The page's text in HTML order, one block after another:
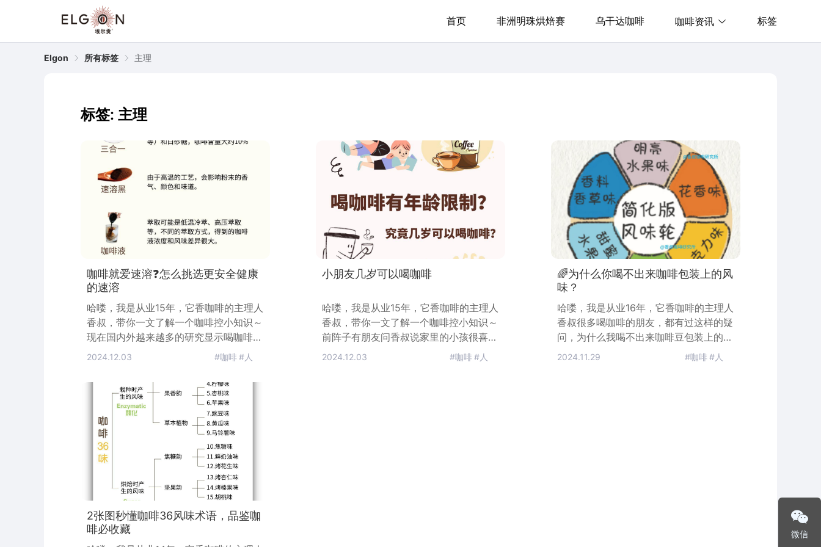
首页 非洲明珠烘焙赛 乌干达咖啡 咖啡资讯 标签
Elgon 所有标签 主理
标签: 主理
咖啡就爱速溶❓怎么挑选更安全健康
的速溶
哈喽，我是从业15年，它香咖啡的主理人
香叔，带你一文了解一个咖啡控小知识～
现在国内外越来越多的研究显示喝咖啡并
不会带来健康问题，相反每天一定量的黑
细介绍过黑咖啡的功效。但值得注意的
是，所有研究包括香叔推荐的健康咖啡，
都是用咖啡豆制作的纯咖啡饮品而不是咖
啡味儿的饮料。而且香叔一般建议纯黑
咖，或者黑咖加牛奶而成的拿铁，尽量不
要加糖。根据调查，目前国内的咖啡消费
2024.12.03 #咖啡#人
小朋友几岁可以喝咖啡
哈喽，我是从业15年，它香咖啡的主理人
香叔，带你一文了解一个咖啡控小知识～
前阵子有朋友问香叔说家里的小孩很喜欢
喝咖啡，该不该让他喝。香叔记得评论区
2024.12.03 #咖啡#人
🌈为什么你喝不出来咖啡包装上的风
味？
哈喽，我是从业16年，它香咖啡的主理人
香叔很多喝咖啡的朋友，都有过这样的疑
问，为什么我喝不出来咖啡豆包装上的那
些风味，咖啡师真的能喝出来吗？是不是
2024.11.29 #咖啡#人
2张图秒懂咖啡36风味术语，品鉴咖
啡必收藏
微信